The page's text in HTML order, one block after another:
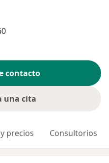
contacto
una cita
precios Consultorios